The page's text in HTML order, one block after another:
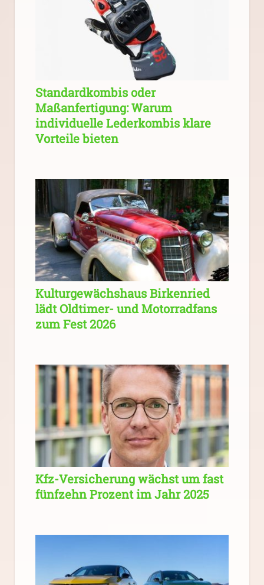
Standardkombis oder
Maßanfertigung: Warum
individuelle Lederkombis klare
Vorteile bieten
Kulturgewächshaus Birkenried
lädt Oldtimer- und Motorradfans
zum Fest 2026
Kfz-Versicherung wächst um fast
fünfzehn Prozent im Jahr 2025